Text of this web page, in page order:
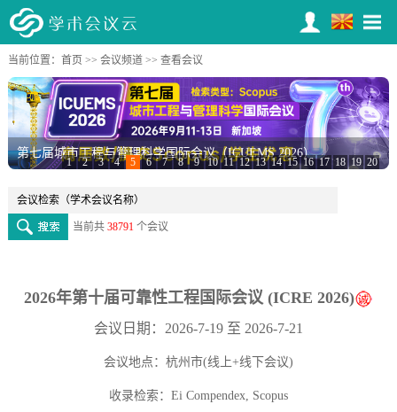
当前位置： 首页 >> 会议频道>> 查看会议
第七届城市工程与管理科学国际会议（ICUEMS 2026）
1 2 3 4 5 6 7 8 9 10 11 12 13 14 15 16 17 18 19 20
当前共 38791个会议
2026年第十届可靠性工程国际会议 (ICRE 2026)
会议日期：2026-7-19 至 2026-7-21
会议地点：杭州市(线上+线下会议)
收录检索：Ei Compendex, Scopus